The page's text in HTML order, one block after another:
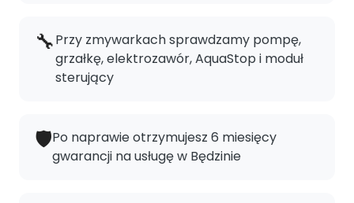
🔧Przy zmywarkach sprawdzamy pompę,
grzałkę, elektrozawór, AquaStop i moduł
sterujący
🛡️Po naprawie otrzymujesz 6 miesięcy
gwarancji na usługę w Będzinie